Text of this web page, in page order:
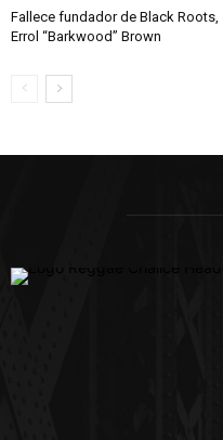
Fallece fundador de Black Roots,
Errol “Barkwood” Brown